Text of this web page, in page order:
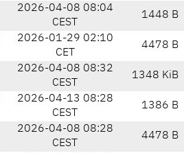
2026-04-08 08:04
CEST
1448 B
2026-01-29 02:10
CET
4478 B
2026-04-08 08:32
CEST
1348 KiB
2026-04-13 08:28
CEST
1386 B
2026-04-08 08:28
CEST
4478 B